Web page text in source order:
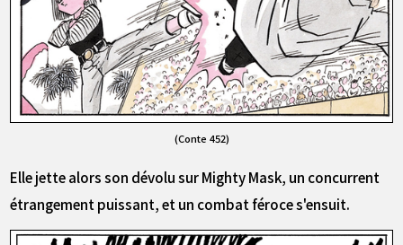
(Conte 452)
Elle jette alors son dévolu sur Mighty Mask, un concurrent
étrangement puissant, et un combat féroce s'ensuit.